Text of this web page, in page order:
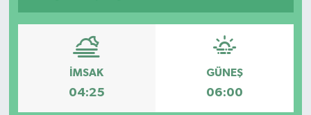
İMSAK
04:25
GÜNEŞ
06:00